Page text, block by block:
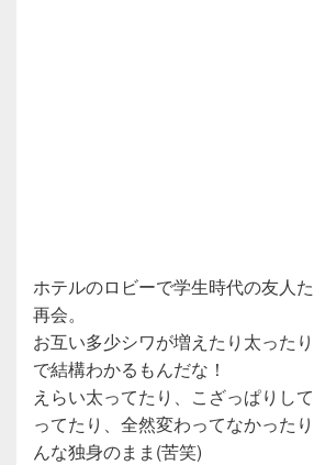
ホテルのロビーで学生時代の友人
再会。
お互い多少シワが増えたり太った
で結構わかるもんだな！
えらい太ってたり、こざっぱりし
ってたり、全然変わってなかった
んな独身のまま(苦笑)